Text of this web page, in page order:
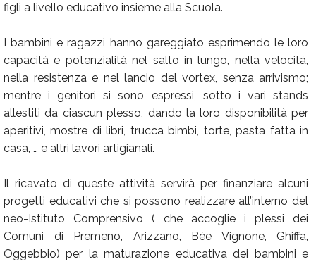
figli a livello educativo insieme alla Scuola.
I bambini e ragazzi hanno gareggiato esprimendo le loro
capacità e potenzialità nel salto in lungo, nella velocità,
nella resistenza e nel lancio del vortex, senza arrivismo;
mentre i genitori si sono espressi, sotto i vari stands
allestiti da ciascun plesso, dando la loro disponibilità per
aperitivi, mostre di libri, trucca bimbi, torte, pasta fatta in
casa, … e altri lavori artigianali.
Il ricavato di queste attività servirà per finanziare alcuni
progetti educativi che si possono realizzare all’interno del
neo-Istituto Comprensivo ( che accoglie i plessi dei
Comuni di Premeno, Arizzano, Bèe Vignone, Ghiffa,
Oggebbio) per la maturazione educativa dei bambini e